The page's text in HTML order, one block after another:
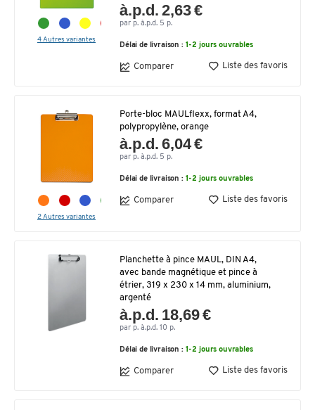
4 Autres variantes
à.p.d. 2,63 €
par p. à.p.d. 5 p.
Délai de livraison : 1-2 jours ouvrables
Comparer Liste des favoris
2 Autres variantes
Porte-bloc MAULflexx, format A4,
polypropylène, orange
à.p.d. 6,04 €
par p. à.p.d. 5 p.
Délai de livraison : 1-2 jours ouvrables
Comparer Liste des favoris
Planchette à pince MAUL, DIN A4,
avec bande magnétique et pince à
étrier, 319 x 230 x 14 mm, aluminium,
argenté
à.p.d. 18,69 €
par p. à.p.d. 10 p.
Délai de livraison : 1-2 jours ouvrables
Comparer Liste des favoris